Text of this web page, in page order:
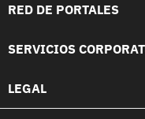
RED DE PORTALES
SERVICIOS
LEGAL